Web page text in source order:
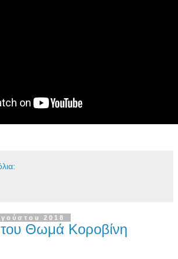
2018
Θωμά Κοροβίνη